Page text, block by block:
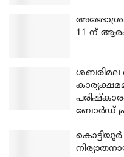
11 ന്
ശബരിമല
ബോര്‍ഡ്
കൊട്ടിയൂര്‍